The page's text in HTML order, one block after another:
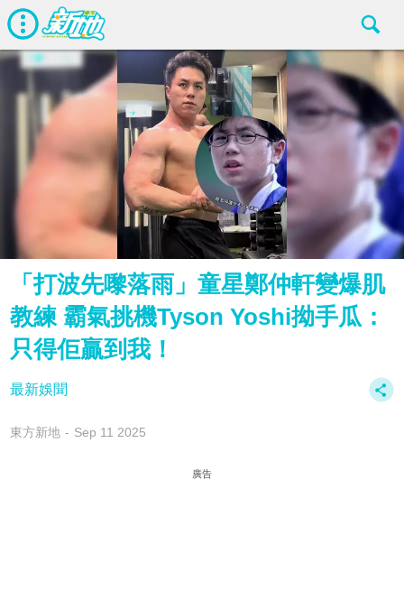
「打波先嚟落雨」童星鄭仲軒變爆肌
教練 霸氣挑機Tyson Yoshi拗手瓜：
只得佢贏到我！
最新娛聞
東方新地 Sep 11 2025
廣告